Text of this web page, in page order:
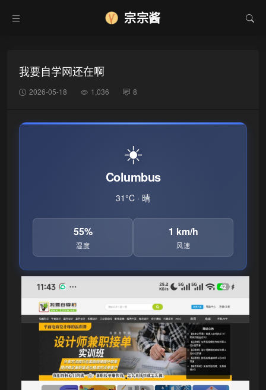
宗宗酱
我要自学网还在啊
2026-05-18 1,036 8
☀️
Columbus
31°C · 晴
55%
湿度
1 km/h
风速